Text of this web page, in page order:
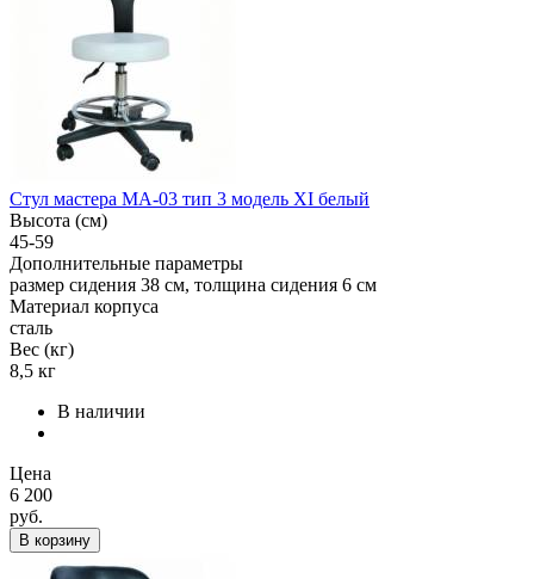
Стул мастера МА-03 тип 3 модель XI белый
Высота (см)
45-59
Дополнительные параметры
размер сидения 38 см, толщина сидения 6 см
Материал корпуса
сталь
Вес (кг)
8,5 кг
В наличии
Цена
6 200
руб.
В корзину